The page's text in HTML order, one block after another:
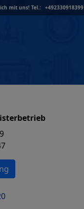
mit uns! Tel.: +492330918399